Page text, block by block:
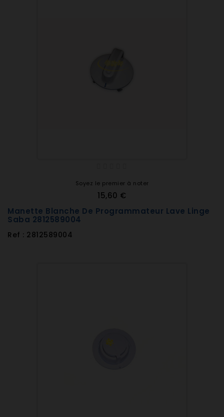
Soyez le premier à noter
15,60 €
Manette Blanche De Programmateur Lave Linge
Saba 2812589004
Ref : 2812589004